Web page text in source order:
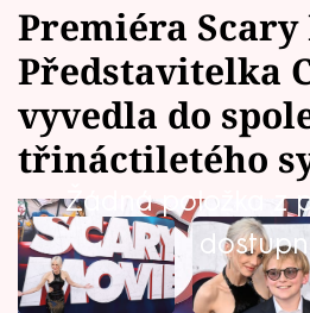
Témata
Celebrity
Vztahy
Seriály
Premiéra Scary
Představitelka
vyvedla do
třináctiletého
Žádná položka z